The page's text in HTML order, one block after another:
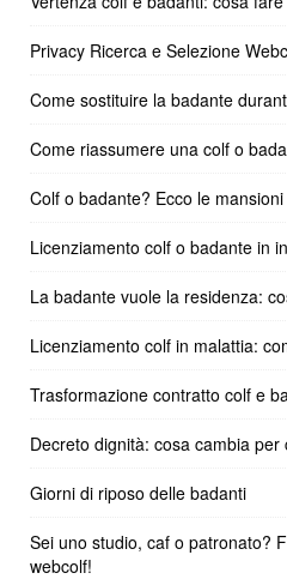
Privacy Ricerca e Selezione
Come sostituire la badante
Come riassumere una colf o
Colf o badante? Ecco le
Licenziamento colf o badante in
La badante vuole la residenza:
Licenziamento colf in malattia:
Trasformazione contratto colf e
Decreto dignità: cosa cambia per
Giorni di riposo delle badanti
Sei uno studio, caf o patronato?
webcolf!